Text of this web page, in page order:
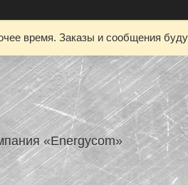
время. Заказы и сообщения
«Energycom»